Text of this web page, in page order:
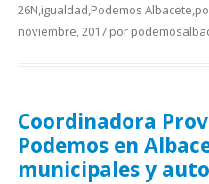
26N igualdad Podemos Albacete
noviembre, 2017 por
Coordinadora
Podemos en
municipales y